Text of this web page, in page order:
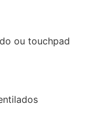
ou touchpad